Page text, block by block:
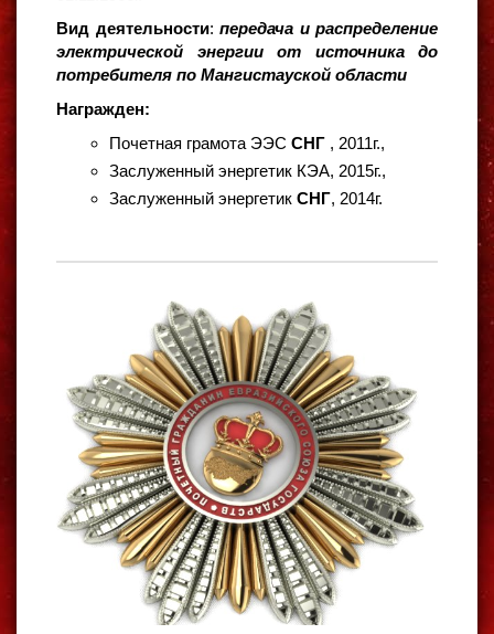
Вид деятельности: передача и распределение
электрической энергии от источника до
потребителя по Мангистауской области
Награжден:
Почетная грамота ЭЭC СНГ , 2011г.,
Заслуженный энергетик КЭА, 2015г.,
Заслуженный энергетик СНГ, 2014г.